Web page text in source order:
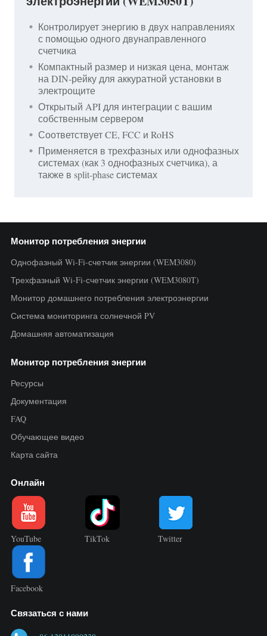
Контролирует энергию в двух направлениях
с помощью одного двунаправленного
счетчика
Компактный размер и низкая цена, монтаж
на DIN-рейку для аккуратной установки в
электрощите
Открытый API для интеграции с вашим
собственным сервером
Соответствует CE, FCC и RoHS
Применяется в трехфазных или однофазных
системах (как 3 однофазных счетчика), а
также в split-phase системах
Монитор потребления энергии
Однофазный Wi-Fi-счетчик энергии (WEM3080)
Трехфазный Wi-Fi-счетчик энергии (WEM3080T)
Монитор домашнего потребления электроэнергии
Система мониторинга солнечной PV
Домашняя автоматизация
Монитор потребления энергии
Ресурсы
Документация
FAQ
Обучающее видео
Карта сайта
Онлайн
YouTube TikTok Twitter
Facebook
Связаться с нами